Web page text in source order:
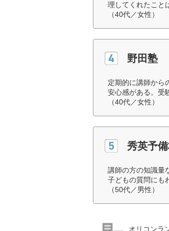
理してくれたこと
（40代／女性）
野田塾
定期的に講師から
安心感がある。受
（40代／女性）
秀英予
講師の方の知識量
子どもの質問にも
（50代／男性）
オリコンラ